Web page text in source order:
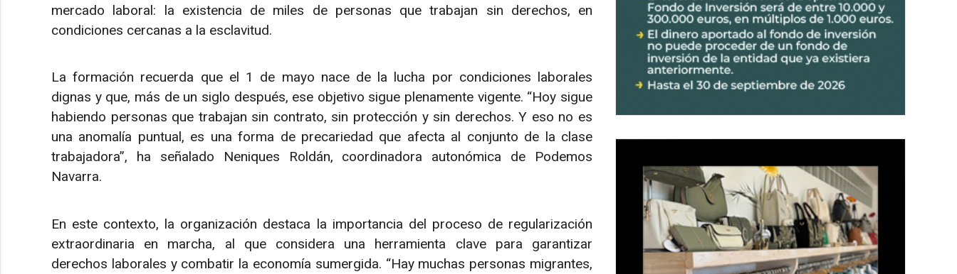
mercado laboral: la existencia de miles de personas que trabajan sin derechos, en
condiciones cercanas a la esclavitud.
La formación recuerda que el 1 de mayo nace de la lucha por condiciones laborales
dignas y que, más de un siglo después, ese objetivo sigue plenamente vigente. “Hoy sigue
habiendo personas que trabajan sin contrato, sin protección y sin derechos. Y eso no es
una anomalía puntual, es una forma de precariedad que afecta al conjunto de la clase
trabajadora”, ha señalado Neniques Roldán, coordinadora autonómica de Podemos
Navarra.
En este contexto, la organización destaca la importancia del proceso de regularización
extraordinaria en marcha, al que considera una herramienta clave para garantizar
derechos laborales y combatir la economía sumergida. “Hay muchas personas migrantes,